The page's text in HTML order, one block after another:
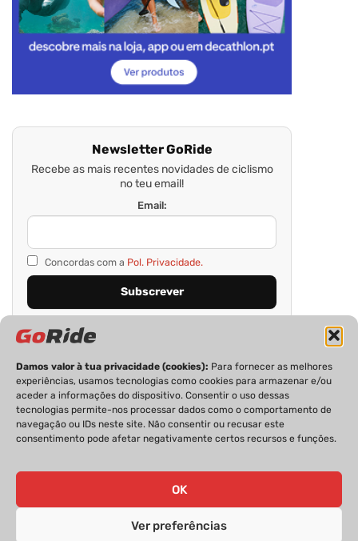
Damos valor à tua privacidade (cookies): Para fornecer as melhores
experiências, usamos tecnologias como cookies para armazenar e/ou
aceder a informações do dispositivo. Consentir o uso dessas
tecnologias permite-nos processar dados como o comportamento de
navegação ou IDs neste site. Não consentir ou recusar este
consentimento pode afetar negativamente certos recursos e funções.
OK
Ver preferências
Newsletter GoRide
Recebe as mais recentes novidades de ciclismo
no teu email!
Email:
Concordas com a Pol. Privacidade.
PRIVACIDADE FICHA TÉCNICA
ESTATUTO EDITORIAL